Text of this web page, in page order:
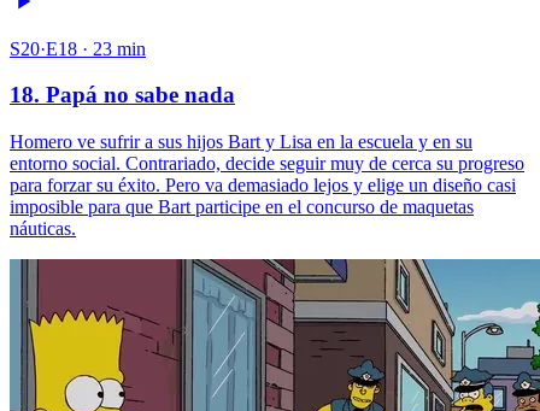
S20·E18 · 23 min
18. Papá no sabe nada
Homero ve sufrir a sus hijos Bart y Lisa en la escuela y en su
entorno social. Contrariado, decide seguir muy de cerca su progreso
para forzar su éxito. Pero va demasiado lejos y elige un diseño casi
imposible para que Bart participe en el concurso de maquetas
náuticas.